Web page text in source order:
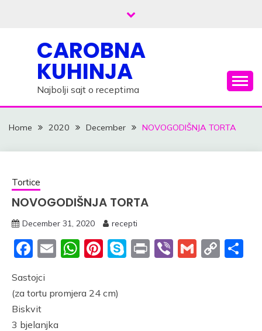
CAROBNA
KUHINJA
Najbolji sajt o receptima
Home 2020 December NOVOGODIŠNJA TORTA
Tortice
NOVOGODIŠNJA TORTA
December 31, 2020 recepti
Facebook
EmailWhatsApp
Pinterest
Skype
PrintViberGmail
Sastojci
(za tortu promjera 24 cm)
Biskvit
3 bjelanjka